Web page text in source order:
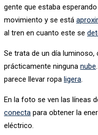
gente que estaba
movimiento y se está
al tren en cuanto este se
Se trata de un día luminoso,
prácticamente ninguna nube
parece llevar ropa ligera
En la foto se ven las líneas
conecta para obtener la
eléctrico.